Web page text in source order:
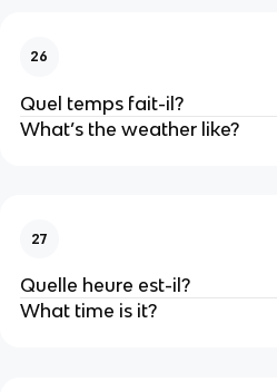
26
Quel temps fait-il?
What’s the weather like?
27
Quelle heure est-il?
What time is it?